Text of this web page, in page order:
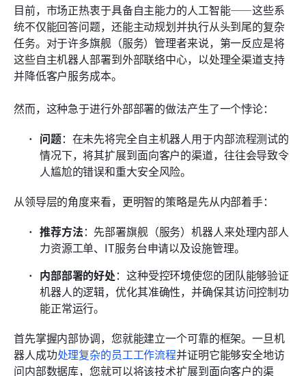
目前，市场正热衷于具备自主能力的人工智能——这些系
统不仅能回答问题，还能主动规划并执行从头到尾的复杂
任务。对于许多旗舰（服务）管理者来说，第一反应是将
这些自主机器人部署到外部联络中心，以处理全渠道支持
并降低客户服务成本。
然而，这种急于进行外部部署的做法产生了一个悖论：
问题：在未先将完全自主机器人用于内部流程测试的
情况下，将其扩展到面向客户的渠道，往往会导致令
人尴尬的错误和重大安全风险。
从领导层的角度来看，更明智的策略是先从内部着手：
推荐方法：先部署旗舰（服务）机器人来处理内部人
力资源工单、IT服务台申请以及设施管理。
内部部署的好处：这种受控环境使您的团队能够验证
机器人的逻辑，优化其准确性，并确保其访问控制功
能正常运行。
首先掌握内部协调，您就能建立一个可靠的框架。一旦机
器人成功处理复杂的员工工作流程并证明它能够安全地访
问内部数据库，您就可以将该技术扩展到面向客户的渠